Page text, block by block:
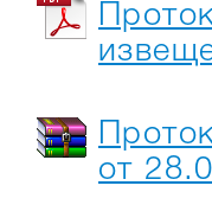
от